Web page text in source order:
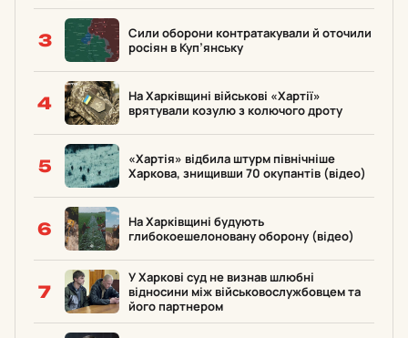
3
Сили оборони контратакували й оточили
росіян в Куп’янську
4
На Харківщині військові «Хартії»
врятували козулю з колючого дроту
5
«Хартія» відбила штурм північніше
Харкова, знищивши 70 окупантів (відео)
6
На Харківщині будують
глибокоешелоновану оборону (відео)
7
У Харкові суд не визнав шлюбні
відносини між військовослужбовцем та
його партнером